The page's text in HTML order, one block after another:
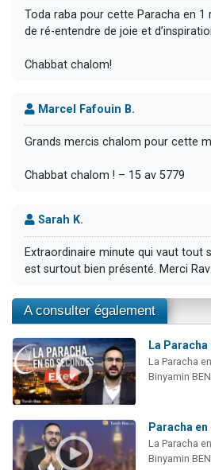
Toda raba pour cette Paracha en 1
de ré-entendre de joie et
Chabbat chalom!
Marcel Fafouin B.
Grands mercis chalom pour cette
Chabbat chalom ! – 15 av 5779
Sarah K.
Extraordinaire minute qui vaut tout
est surtout bien présenté. Merci
A consulter également
La Paracha
La Paracha
Binyamin
Paracha en
La Paracha
Binyamin